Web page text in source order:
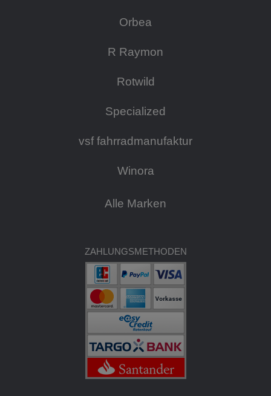
Orbea
R Raymon
Rotwild
Specialized
vsf fahrradmanufaktur
Winora
Alle Marken
ZAHLUNGSMETHODEN